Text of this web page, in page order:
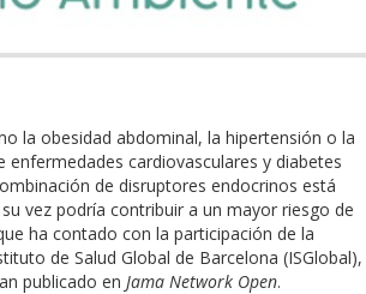
la obesidad abdominal, la hipertensión o la
cardiovasculares y diabetes
de disruptores endocrinos está
vez podría contribuir a un mayor riesgo de
ha contado con la participación de la
de Salud Global de Barcelona (ISGlobal),
publicado en Jama Network Open.